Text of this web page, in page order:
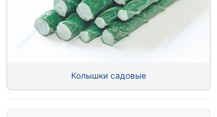
Колышки садовые